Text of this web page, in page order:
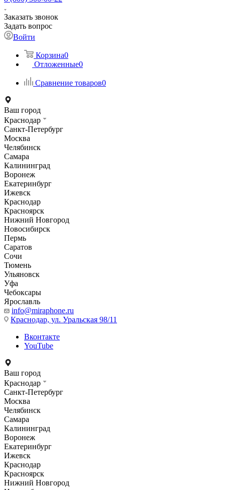
Заказать звонок
Задать вопрос
Войти
Корзина0
Отложенные0
Сравнение товаров0
Ваш город
Краснодар
Санкт-Петербург
Москва
Челябинск
Самара
Калининград
Воронеж
Екатеринбург
Ижевск
Краснодар
Красноярск
Нижний Новгород
Новосибирск
Пермь
Саратов
Сочи
Тюмень
Ульяновск
Уфа
Чебоксары
Ярославль
info@miraphone.ru
Краснодар, ул. Уральская 98/11
Вконтакте
YouTube
Ваш город
Краснодар
Санкт-Петербург
Москва
Челябинск
Самара
Калининград
Воронеж
Екатеринбург
Ижевск
Краснодар
Красноярск
Нижний Новгород